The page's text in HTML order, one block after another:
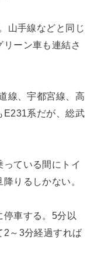
山手線などと同じ
リーン車も連結さ
線、宇都宮線、高
E231系だが、総武
ている間にトイ
りるしかない。
停車する。5分以
2～3分経過すれば